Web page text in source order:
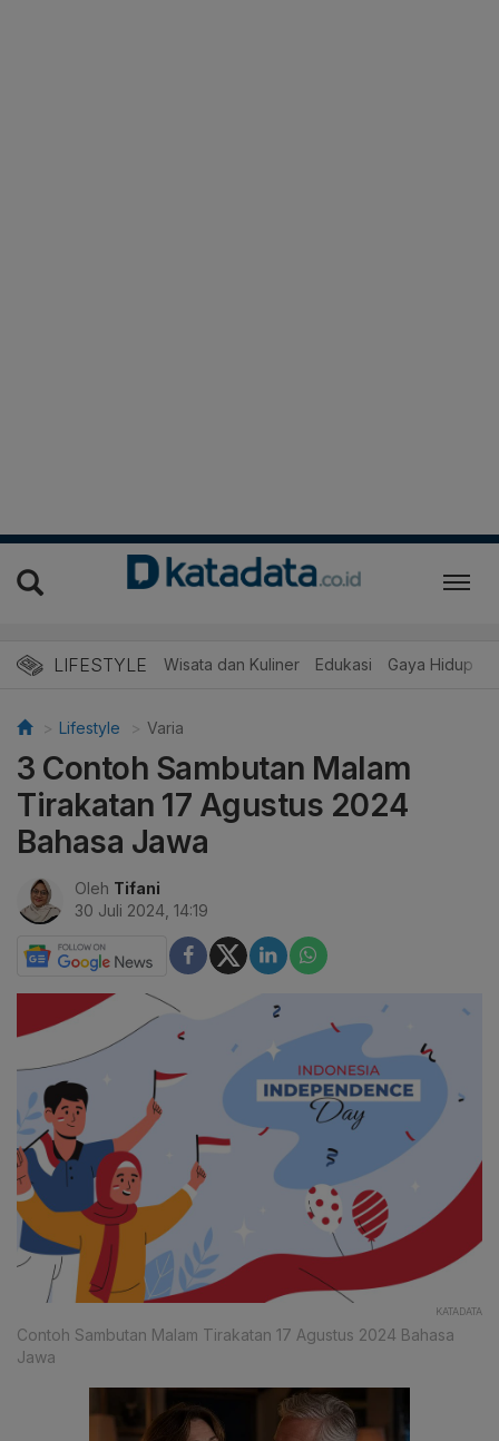
LIFESTYLE Wisata dan Kuliner Edukasi Gaya Hidup
Lifestyle Varia
3 Contoh Sambutan Malam
Tirakatan 17 Agustus 2024
Bahasa Jawa
Oleh Tifani
30 Juli 2024, 14:19
KATADATA
Contoh Sambutan Malam Tirakatan 17 Agustus 2024 Bahasa
Jawa